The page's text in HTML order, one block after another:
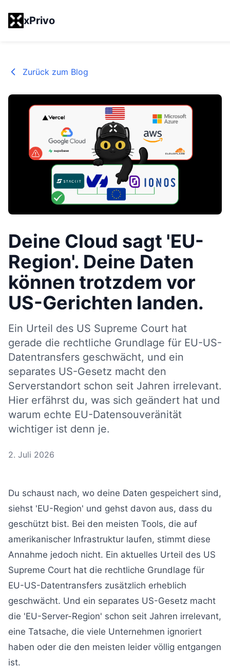
xPrivo
Zurück zum Blog
Deine Cloud sagt 'EU-
Region'. Deine Daten
können trotzdem vor
US-Gerichten landen.
Ein Urteil des US Supreme Court hat
gerade die rechtliche Grundlage für EU-US-
Datentransfers geschwächt, und ein
separates US-Gesetz macht den
Serverstandort schon seit Jahren irrelevant.
Hier erfährst du, was sich geändert hat und
warum echte EU-Datensouveränität
wichtiger ist denn je.
2. Juli 2026
Du schaust nach, wo deine Daten gespeichert sind,
siehst 'EU-Region' und gehst davon aus, dass du
geschützt bist. Bei den meisten Tools, die auf
amerikanischer Infrastruktur laufen, stimmt diese
Annahme jedoch nicht. Ein aktuelles Urteil des US
Supreme Court hat die rechtliche Grundlage für
EU-US-Datentransfers zusätzlich erheblich
geschwächt. Und ein separates US-Gesetz macht
die 'EU-Server-Region' schon seit Jahren irrelevant,
eine Tatsache, die viele Unternehmen ignoriert
haben oder die den meisten leider völlig entgangen
ist.